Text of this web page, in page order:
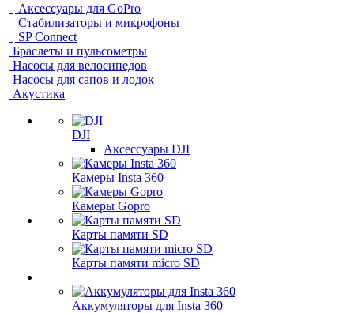
Аксессуары для GoPro
Стабилизаторы и микрофоны
SP Connect
Браслеты и пульсометры
Насосы для велосипедов
Насосы для сапов и лодок
Акустика
DJI
Аксессуары DJI
Камеры Insta 360
Камеры Gopro
Карты памяти SD
Карты памяти micro SD
Аккумуляторы для Insta 360